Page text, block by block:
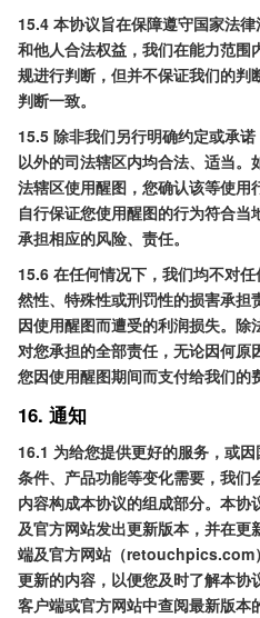
15.4 本协议旨在保障遵守国家法
和他人合法权益，我们在能力范围
规进行判断，但并不保证我们的判
判断一致。
15.5 除非我们另行明确约定或承
以外的司法辖区内均合法、适当。
法辖区使用醒图，您确认该等使用
自行保证您使用醒图的行为符合
承担相应的风险、责任。
15.6 在任何情况下，我们均不对
然性、特殊性或刑罚性的损害承担
因使用醒图而遭受的利润损失。
对您承担的全部责任，无论因何原
您因使用醒图期间而支付给我们的
16. 通知
16.1 为给您提供更好的服务，或
条件、产品功能等变化需要，我们
内容构成本协议的组成部分。本
及官方网站发出更新版本，并在更
端及官方网站（retouchpics.com
更新的内容，以便您及时了解本协
客户端或官方网站中查阅最新版本